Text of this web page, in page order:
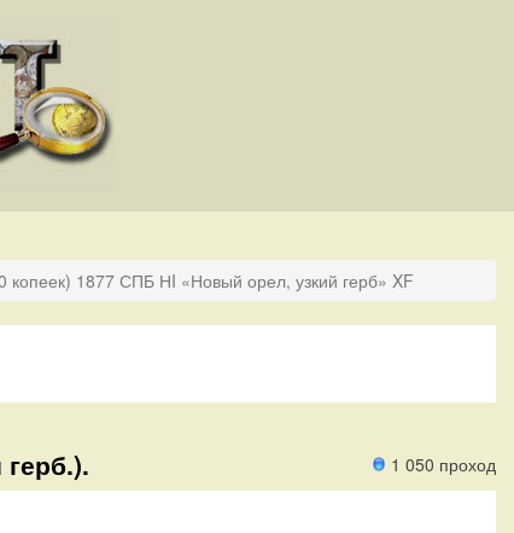
копеек) 1877 СПБ НI «Новый орел, узкий герб» XF
1 050 проход